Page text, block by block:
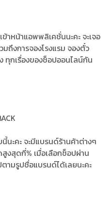
หน้าแอพพลิเคชั่นนะคะ จะเจอ
ถึงการจองโรงแรม จองตั๋ว
ทุกเรื่องของช็อปออนไลน์กัน
นะคะ จะมีแบรนด์ร้านค้าต่างๆ
งสุดกี่% เมื่อเลือกช็อปผ่าน
ตามรูปชื่อแบรนด์ได้เลยนะคะ